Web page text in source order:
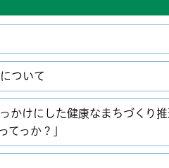
ついて
けにした健康なまちづくり推
てっか？」